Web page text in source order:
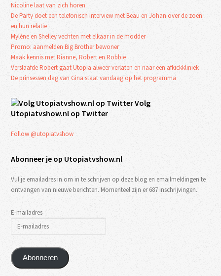
Nicoline laat van zich horen
De Party doet een telefonisch interview met Beau en Johan over de zoen
en hun relatie
Mylène en Shelley vechten met elkaar in de modder
Promo: aanmelden Big Brother bewoner
Maak kennis met Rianne, Robert en Robbie
Verslaafde Robert gaat Utopia alweer verlaten en naar een afkickkliniek
De prinsessen dag van Gina staat vandaag op het programma
Volg
Utopiatvshow.nl op Twitter
Follow @utopiatvshow
Abonneer je op Utopiatvshow.nl
Vul je emailadres in om in te schrijven op deze blog en emailmeldingen te
ontvangen van nieuwe berichten. Momenteel zijn er 687 inschrijvingen.
E-mailadres
Abonneren